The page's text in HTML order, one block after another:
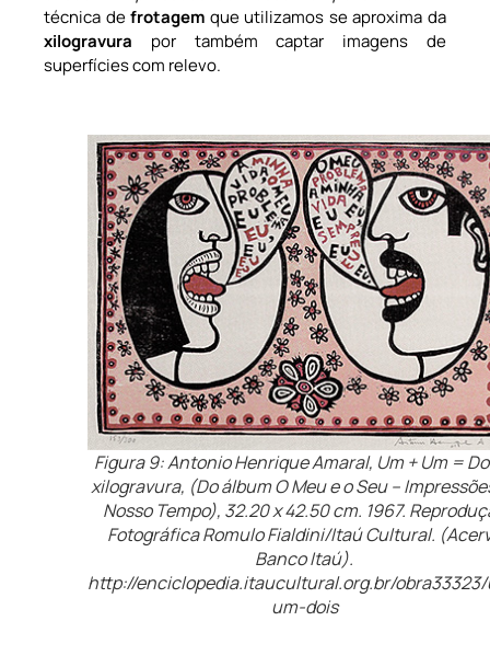
técnica defrotagem que utilizamos se aproxima da
xilogravura por também captar imagens de
superfícies com relevo.
Figura 9: Antonio Henrique Amaral, Um + Um =
xilogravura, (Do álbum O Meu e o Seu –
Nosso Tempo), 32.20 x 42.50 cm. 1967.
Fotográfica Romulo Fialdini/Itaú Cultural.
Banco Itaú).
http://enciclopedia.itaucultural.org.br/
um-dois